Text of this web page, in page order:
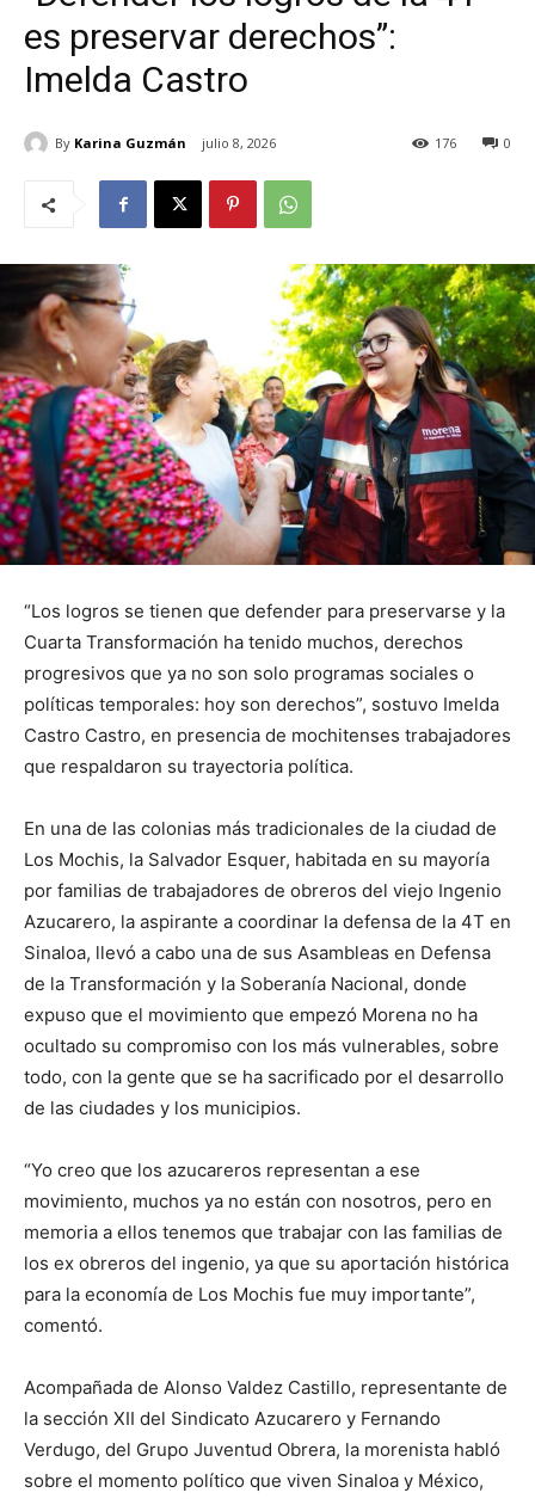
es preservar derechos”:
Imelda Castro
By Karina Guzmán julio 8, 2026 0
176
“Los logros se tienen que defender para preservarse y la
Cuarta Transformación ha tenido muchos, derechos
progresivos que ya no son solo programas sociales o
políticas temporales: hoy son derechos”, sostuvo Imelda
Castro Castro, en presencia de mochitenses trabajadores
que respaldaron su trayectoria política.
En una de las colonias más tradicionales de la ciudad de
Los Mochis, la Salvador Esquer, habitada en su mayoría
por familias de trabajadores de obreros del viejo Ingenio
Azucarero, la aspirante a coordinar la defensa de la 4T en
Sinaloa, llevó a cabo una de sus Asambleas en Defensa
de la Transformación y la Soberanía Nacional, donde
expuso que el movimiento que empezó Morena no ha
ocultado su compromiso con los más vulnerables, sobre
todo, con la gente que se ha sacrificado por el desarrollo
de las ciudades y los municipios.
“Yo creo que los azucareros representan a ese
movimiento, muchos ya no están con nosotros, pero en
memoria a ellos tenemos que trabajar con las familias de
los ex obreros del ingenio, ya que su aportación histórica
para la economía de Los Mochis fue muy importante”,
comentó.
Acompañada de Alonso Valdez Castillo, representante de
la sección XII del Sindicato Azucarero y Fernando
Verdugo, del Grupo Juventud Obrera, la morenista habló
sobre el momento político que viven Sinaloa y México,